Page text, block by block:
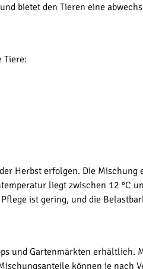
bietet den Tieren eine
Tiere:
Herbst erfolgen. Die
liegt zwischen 12 °C
ist gering, und die
und Gartenmärkten erhältlich.
können je nach